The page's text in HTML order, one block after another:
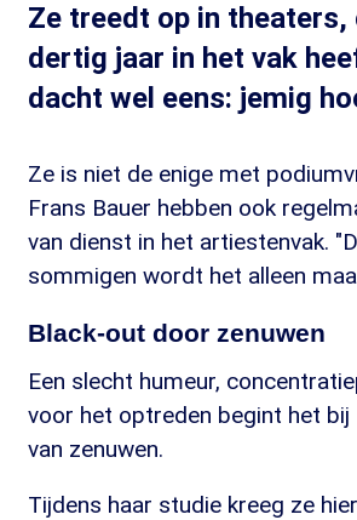
Ze treedt op in
dertig jaar in het vak
dacht wel eens: jemig
Ze is niet de enige met
Frans Bauer hebben ook
van dienst in het artiestenvak.
sommigen wordt het alleen
Black-out door zenuwen
Een slecht humeur,
voor het optreden begint het
van zenuwen.
Tijdens haar studie kreeg ze